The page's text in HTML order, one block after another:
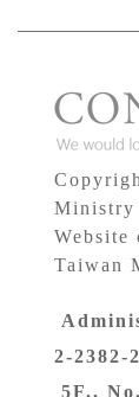
Ministry
Website
Taiwan
2-
5F.,